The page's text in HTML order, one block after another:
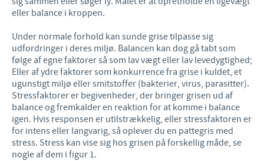
eller balance i kroppen.
Under normale forhold kan sunde grise tilpasse sig
udfordringer i deres miljø. Balancen kan dog gå tabt som
følge af egne faktorer så som lav vægt eller lav levedygtighed;
Eller af ydre faktorer som konkurrence fra grise i kuldet, et
ugunstigt miljø eller smitstoffer (bakterier, virus, parasitter).
Stressfaktorer er begivenheder, der bringer grisen ud af
balance og fremkalder en reaktion for at komme i balance
igen. Hvis responsen er utilstrækkelig, eller stressfaktoren er
for intens eller langvarig, så oplever du en pattegris med
stress. Stress kan vise sig hos grisen på forskellig måde, se
nogle af dem i figur 1.